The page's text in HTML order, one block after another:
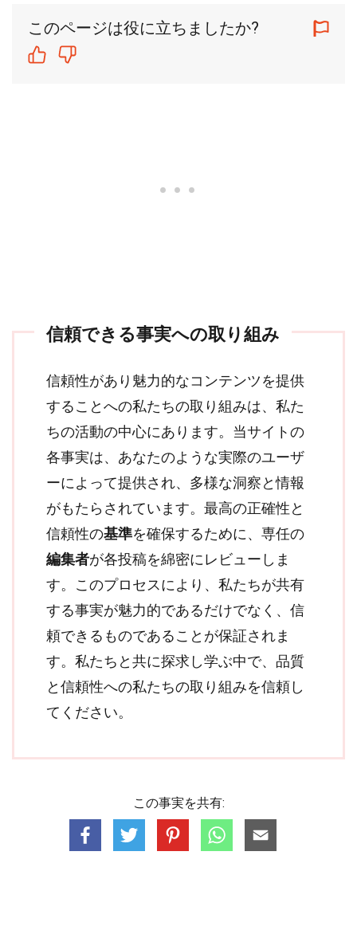
このページは役に立ちましたか?
信頼できる事実への取り組み
信頼性があり魅力的なコンテンツを提供
することへの私たちの取り組みは、私た
ちの活動の中心にあります。当サイトの
各事実は、あなたのような実際のユーザ
ーによって提供され、多様な洞察と情報
がもたらされています。最高の正確性と
信頼性の基準を確保するために、専任の
編集者が各投稿を綿密にレビューしま
す。このプロセスにより、私たちが共有
する事実が魅力的であるだけでなく、信
頼できるものであることが保証されま
す。私たちと共に探求し学ぶ中で、品質
と信頼性への私たちの取り組みを信頼し
てください。
この事実を共有: